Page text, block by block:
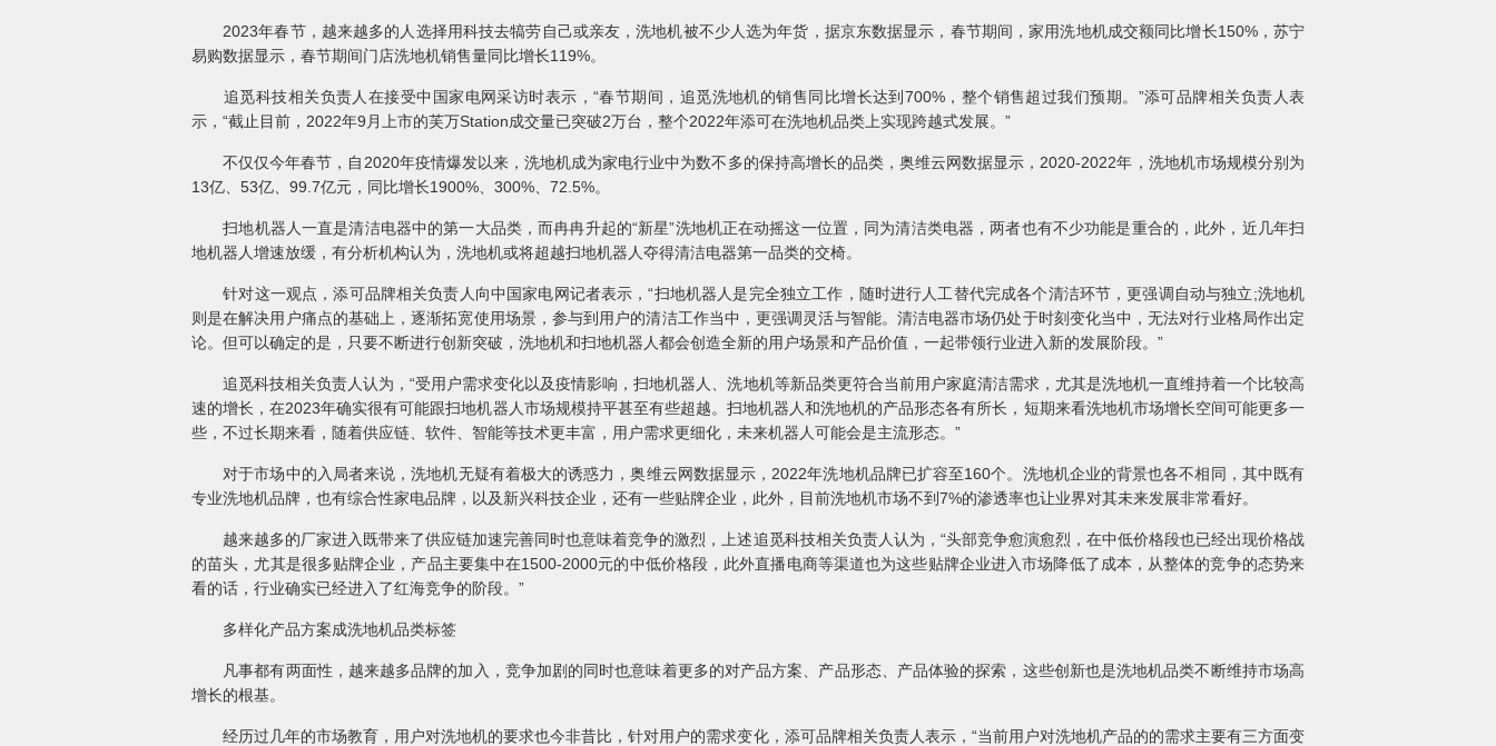
2023年春节，越来越多的人选择用科技去犒劳自己或亲友，洗地机被不少人选为年货，据京东数据显示，春节期间，家用洗地机成交额同比增长150%，苏宁
易购数据显示，春节期间门店洗地机销售量同比增长119%。
追觅科技相关负责人在接受中国家电网采访时表示，“春节期间，追觅洗地机的销售同比增长达到700%，整个销售超过我们预期。”添可品牌相关负责人表
示，“截止目前，2022年9月上市的芙万Station成交量已突破2万台，整个2022年添可在洗地机品类上实现跨越式发展。”
不仅仅今年春节，自2020年疫情爆发以来，洗地机成为家电行业中为数不多的保持高增长的品类，奥维云网数据显示，2020-2022年，洗地机市场规模分别为
13亿、53亿、99.7亿元，同比增长1900%、300%、72.5%。
扫地机器人一直是清洁电器中的第一大品类，而冉冉升起的“新星”洗地机正在动摇这一位置，同为清洁类电器，两者也有不少功能是重合的，此外，近几年扫
地机器人增速放缓，有分析机构认为，洗地机或将超越扫地机器人夺得清洁电器第一品类的交椅。
针对这一观点，添可品牌相关负责人向中国家电网记者表示，“扫地机器人是完全独立工作，随时进行人工替代完成各个清洁环节，更强调自动与独立;洗地机
则是在解决用户痛点的基础上，逐渐拓宽使用场景，参与到用户的清洁工作当中，更强调灵活与智能。清洁电器市场仍处于时刻变化当中，无法对行业格局作出定
论。但可以确定的是，只要不断进行创新突破，洗地机和扫地机器人都会创造全新的用户场景和产品价值，一起带领行业进入新的发展阶段。”
追觅科技相关负责人认为，“受用户需求变化以及疫情影响，扫地机器人、洗地机等新品类更符合当前用户家庭清洁需求，尤其是洗地机一直维持着一个比较高
速的增长，在2023年确实很有可能跟扫地机器人市场规模持平甚至有些超越。扫地机器人和洗地机的产品形态各有所长，短期来看洗地机市场增长空间可能更多一
些，不过长期来看，随着供应链、软件、智能等技术更丰富，用户需求更细化，未来机器人可能会是主流形态。”
对于市场中的入局者来说，洗地机无疑有着极大的诱惑力，奥维云网数据显示，2022年洗地机品牌已扩容至160个。洗地机企业的背景也各不相同，其中既有
专业洗地机品牌，也有综合性家电品牌，以及新兴科技企业，还有一些贴牌企业，此外，目前洗地机市场不到7%的渗透率也让业界对其未来发展非常看好。
越来越多的厂家进入既带来了供应链加速完善同时也意味着竞争的激烈，上述追觅科技相关负责人认为，“头部竞争愈演愈烈，在中低价格段也已经出现价格战
的苗头，尤其是很多贴牌企业，产品主要集中在1500-2000元的中低价格段，此外直播电商等渠道也为这些贴牌企业进入市场降低了成本，从整体的竞争的态势来
看的话，行业确实已经进入了红海竞争的阶段。”
多样化产品方案成洗地机品类标签
凡事都有两面性，越来越多品牌的加入，竞争加剧的同时也意味着更多的对产品方案、产品形态、产品体验的探索，这些创新也是洗地机品类不断维持市场高
增长的根基。
经历过几年的市场教育，用户对洗地机的要求也今非昔比，针对用户的需求变化，添可品牌相关负责人表示，“当前用户对洗地机产品的的需求主要有三方面变